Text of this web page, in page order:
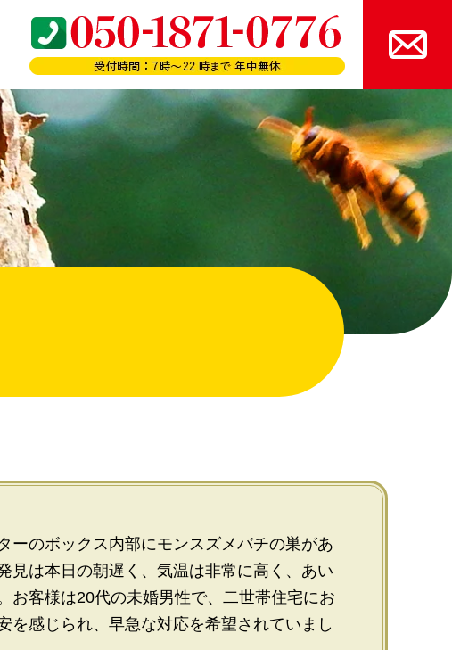
ーのボックス内部にモンスズメバチの巣があ
見は本日の朝遅く、気温は非常に高く、あい
お客様は20代の未婚男性で、二世帯住宅にお
を感じられ、早急な対応を希望されていまし